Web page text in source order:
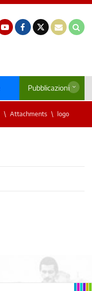
Pubblicazioni
Attachments logo